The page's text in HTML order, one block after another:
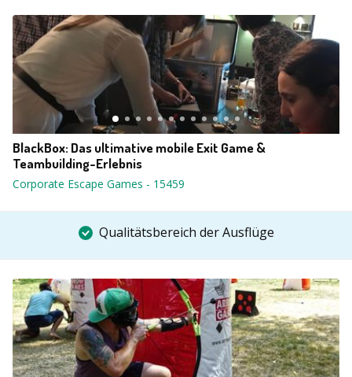
BlackBox: Das ultimative mobile Exit Game &
Teambuilding-Erlebnis
Corporate Escape Games - 15459
Qualitätsbereich der Ausflüge